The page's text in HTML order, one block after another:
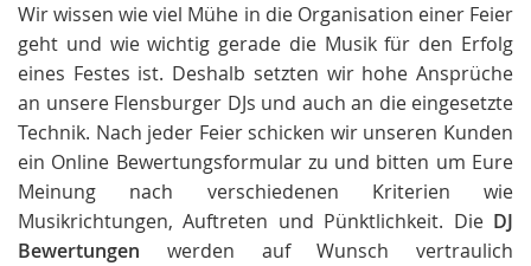
Wir wissen wie viel Mühe in die Organisation einer Feier
geht und wie wichtig gerade die Musik für den Erfolg
eines Festes ist. Deshalb setzten wir hohe Ansprüche
an unsere Flensburger DJs und auch an die eingesetzte
Technik. Nach jeder Feier schicken wir unseren Kunden
ein Online Bewertungsformular zu und bitten um Eure
Meinung nach verschiedenen Kriterien wie
Musikrichtungen, Auftreten und Pünktlichkeit. Die DJ
Bewertungen werden auf Wunsch vertraulich